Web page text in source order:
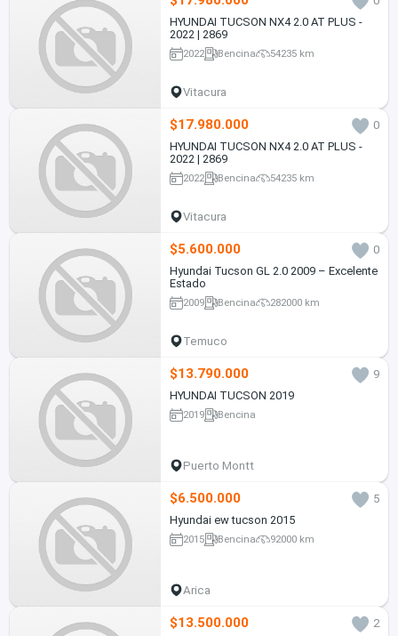
HYUNDAI TUCSON NX4 2.0 AT PLUS -
2022 | 2869
2022 Bencina 54235 km
Vitacura
$17.980.000
0
HYUNDAI TUCSON NX4 2.0 AT PLUS -
2022 | 2869
2022 Bencina 54235 km
Vitacura
$5.600.000
0
Hyundai Tucson GL 2.0 2009 – Excelente
Estado
2009 Bencina 282000 km
Temuco
$13.790.000
9
HYUNDAI TUCSON 2019
2019 Bencina
Puerto Montt
$6.500.000
5
Hyundai ew tucson 2015
2015 Bencina 92000 km
Arica
$13.500.000
2